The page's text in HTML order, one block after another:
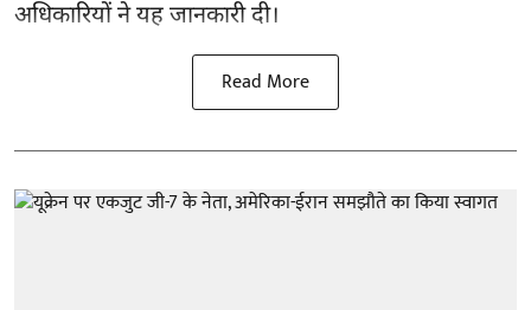
अधिकारियों ने यह जानकारी दी।
Read More